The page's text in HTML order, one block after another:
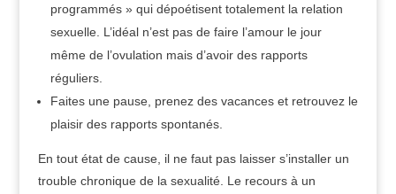
programmés » qui dépoétisent totalement la relation
sexuelle. L’idéal n’est pas de faire l’amour le jour
même de l’ovulation mais d’avoir des rapports
réguliers.
Faites une pause, prenez des vacances et retrouvez le
plaisir des rapports spontanés.
En tout état de cause, il ne faut pas laisser s’installer un
trouble chronique de la sexualité. Le recours à un